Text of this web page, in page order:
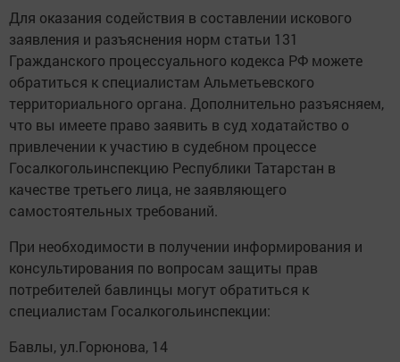
Для оказания содействия в составлении искового
заявления и разъяснения норм статьи 131
Гражданского процессуального кодекса РФ можете
обратиться к специалистам Альметьевского
территориального органа. Дополнительно разъясняем,
что вы имеете право заявить в суд ходатайство о
привлечении к участию в судебном процессе
Госалкогольинспекцию Республики Татарстан в
качестве третьего лица, не заявляющего
самостоятельных требований.
При необходимости в получении информирования и
консультирования по вопросам защиты прав
потребителей бавлинцы могут обратиться к
специалистам Госалкогольинспекции:
Бавлы, ул.Горюнова, 14